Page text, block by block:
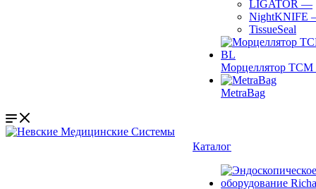
LIGATOR —
NightKNIFE
TissueSeal
Морцеллятор ТСМ
MetraBag
Каталог